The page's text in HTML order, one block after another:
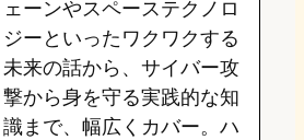
ェーンやスペーステクノロ
ジーといったワクワクする
未来の話から、サイバー攻
撃から身を守る実践的な知
識まで、幅広くカバー。ハ